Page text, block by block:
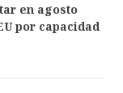
en agosto
por capacidad